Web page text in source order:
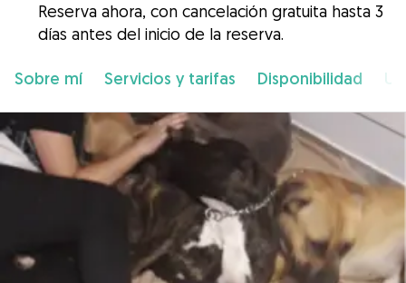
Reserva ahora, con cancelación gratuita hasta 3
días antes del inicio de la reserva.
Sobre mí Servicios y tarifas Disponibilidad